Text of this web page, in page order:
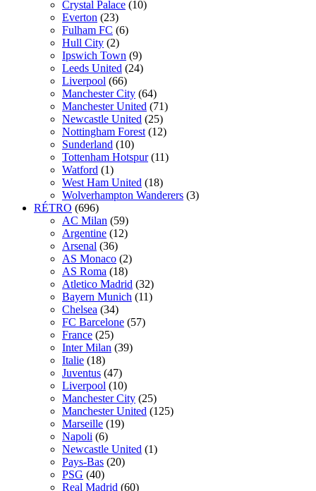
Crystal Palace (10)
Everton (23)
Fulham FC (6)
Hull City (2)
Ipswich Town (9)
Leeds United (24)
Liverpool (66)
Manchester City (64)
Manchester United (71)
Newcastle United (25)
Nottingham Forest (12)
Sunderland (10)
Tottenham Hotspur (11)
Watford (1)
West Ham United (18)
Wolverhampton Wanderers (3)
RÉTRO (696)
AC Milan (59)
Argentine (12)
Arsenal (36)
AS Monaco (2)
AS Roma (18)
Atletico Madrid (32)
Bayern Munich (11)
Chelsea (34)
FC Barcelone (57)
France (25)
Inter Milan (39)
Italie (18)
Juventus (47)
Liverpool (10)
Manchester City (25)
Manchester United (125)
Marseille (19)
Napoli (6)
Newcastle United (1)
Pays-Bas (20)
PSG (40)
Real Madrid (60)